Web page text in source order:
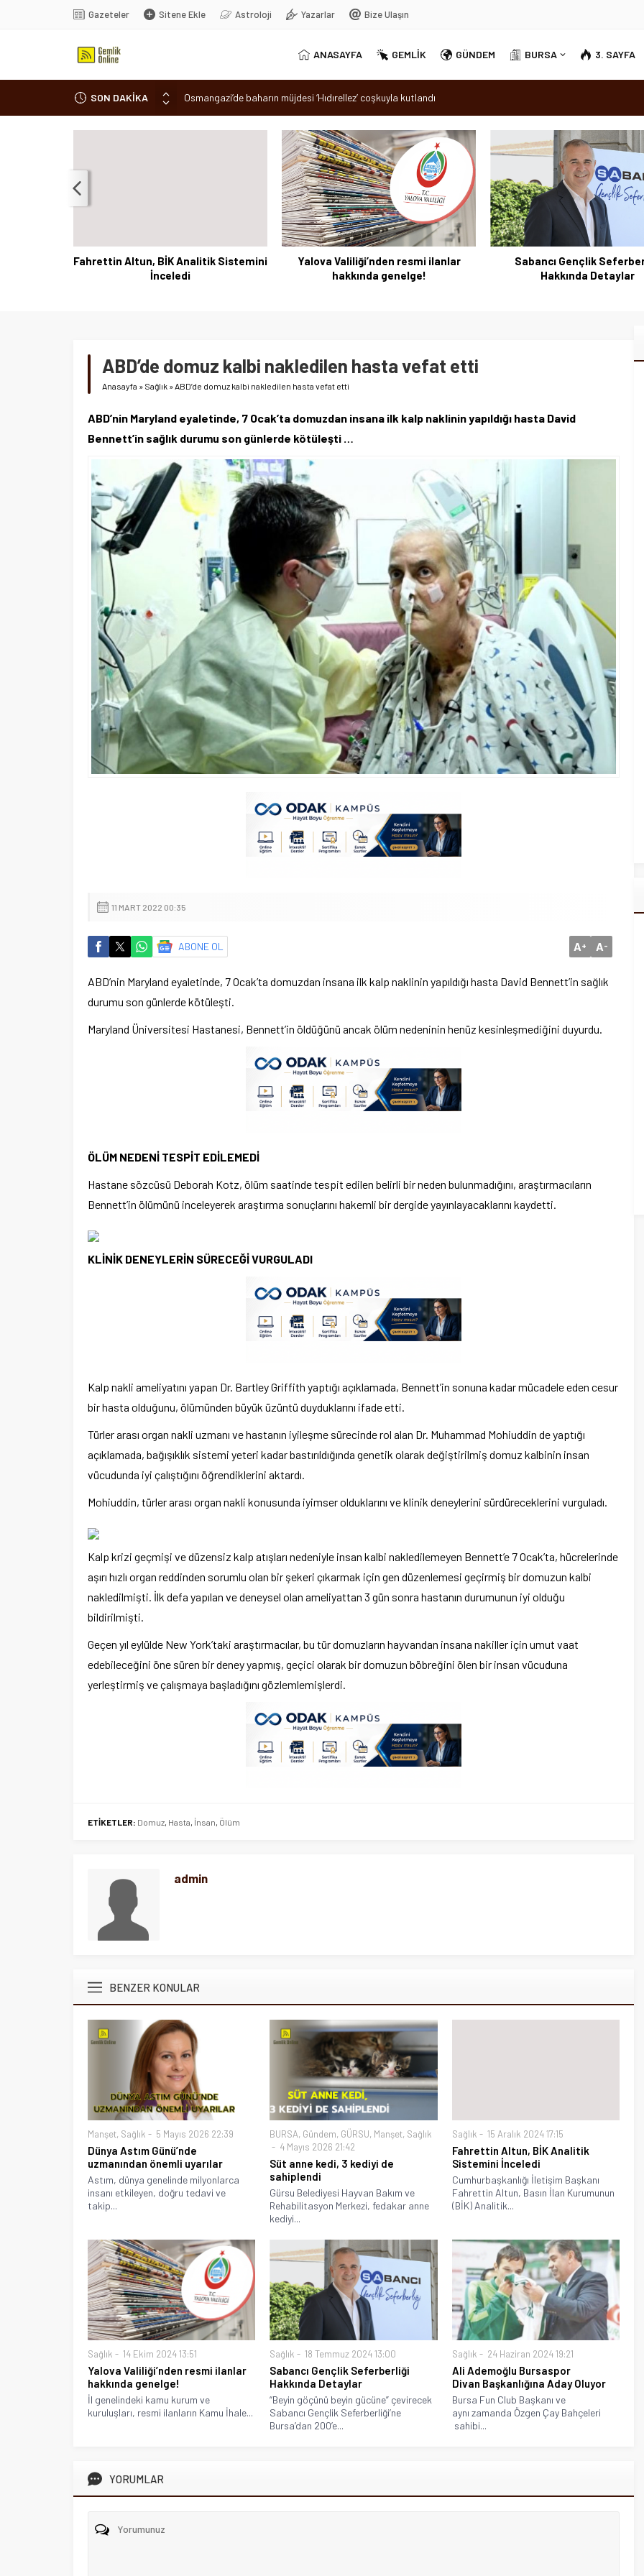
Gazeteler Sitene Ekle Astroloji Yazarlar Bize Ulaşın
ANASAYFA GEMLİK GÜNDEM BURSA 3. SAYFA
SON DAKİKA
7 aylık hamileyken evden çıktı, sırra kadem bastı
Nilüfer’de ruhsat süreçlerinde “Ortak Akıl” dönemi
Romanya’da Hıdırellez Coşkusu
Park halindeki otomobil alev alev yandı
Osmangazi’de baharın müjdesi ‘Hıdırellez’ coşkuyla kutlandı
Fahrettin Altun, BİK Analitik Sistemini
İnceledi
Yalova Valiliği’nden resmi ilanlar
hakkında genelge!
Sabancı Gençlik
Hakkında Detaylar
ABD’de domuz kalbi nakledilen hasta vefat etti
Anasayfa » Sağlık »ABD’de domuz kalbi nakledilen hasta vefat etti
ABD’nin Maryland eyaletinde, 7 Ocak’ta domuzdan insana ilk kalp naklinin yapıldığı hasta David
Bennett’in sağlık durumu son günlerde kötüleşti …
11 MART 2022 00:35
ABONE OL A+ A-
ABD’nin Maryland eyaletinde, 7 Ocak’ta domuzdan insana ilk kalp naklinin yapıldığı hasta David Bennett’in sağlık
durumu son günlerde kötüleşti.
Maryland Üniversitesi Hastanesi, Bennett’in öldüğünü ancak ölüm nedeninin henüz kesinleşmediğini duyurdu.
ÖLÜM NEDENİ TESPİT EDİLEMEDİ
Hastane sözcüsü Deborah Kotz, ölüm saatinde tespit edilen belirli bir neden bulunmadığını, araştırmacıların
Bennett’in ölümünü inceleyerek araştırma sonuçlarını hakemli bir dergide yayınlayacaklarını kaydetti.
KLİNİK DENEYLERİN SÜRECEĞİ VURGULADI
Kalp nakli ameliyatını yapan Dr. Bartley Griffith yaptığı açıklamada, Bennett’in sonuna kadar mücadele eden cesur
bir hasta olduğunu, ölümünden büyük üzüntü duyduklarını ifade etti.
Türler arası organ nakli uzmanı ve hastanın iyileşme sürecinde rol alan Dr. Muhammad Mohiuddin de yaptığı
açıklamada, bağışıklık sistemi yeteri kadar bastırıldığında genetik olarak değiştirilmiş domuz kalbinin insan
vücudunda iyi çalıştığını öğrendiklerini aktardı.
Mohiuddin, türler arası organ nakli konusunda iyimser olduklarını ve klinik deneylerini sürdüreceklerini vurguladı.
Kalp krizi geçmişi ve düzensiz kalp atışları nedeniyle insan kalbi nakledilemeyen Bennett’e 7 Ocak’ta, hücrelerinde
aşırı hızlı organ reddinden sorumlu olan bir şekeri çıkarmak için gen düzenlemesi geçirmiş bir domuzun kalbi
nakledilmişti. İlk defa yapılan ve deneysel olan ameliyattan 3 gün sonra hastanın durumunun iyi olduğu
bildirilmişti.
Geçen yıl eylülde New York’taki araştırmacılar, bu tür domuzların hayvandan insana nakiller için umut vaat
edebileceğini öne süren bir deney yapmış, geçici olarak bir domuzun böbreğini ölen bir insan vücuduna
yerleştirmiş ve çalışmaya başladığını gözlemlemişlerdi.
ETİKETLER: Domuz Hasta İnsan Ölüm
admin
BENZER KONULAR
Manşet, Sağlık 5 Mayıs 2026 22:39
Dünya Astım Günü’nde
uzmanından önemli uyarılar
Astım, dünya genelinde milyonlarca
insanı etkileyen, doğru tedavi ve
takip...
BURSA, Gündem, GÜRSU, Manşet, Sağlık
4 Mayıs 2026 21:42
Süt anne kedi, 3 kediyi de
sahiplendi
Gürsu Belediyesi Hayvan Bakım ve
Rehabilitasyon Merkezi, fedakar anne
kediyi...
Sağlık 15 Aralık 2024 17:15
Fahrettin Altun, BİK Analitik
Sistemini İnceledi
Cumhurbaşkanlığı İletişim Başkanı
Fahrettin Altun, Basın İlan Kurumunun
(BİK) Analitik...
Sağlık 14 Ekim 2024 13:51
Yalova Valiliği’nden resmi ilanlar
hakkında genelge!
İl genelindeki kamu kurum ve
kuruluşları, resmi ilanların Kamu İhale...
Sağlık 18 Temmuz 2024 13:00
Sabancı Gençlik Seferberliği
Hakkında Detaylar
“Beyin göçünü beyin gücüne” çevirecek
Sabancı Gençlik Seferberliği’ne
Bursa’dan 200’e...
Sağlık 24 Haziran 2024 19:21
Ali Ademoğlu Bursaspor
Divan Başkanlığına Aday Oluyor
Bursa Fun Club Başkanı ve
aynı zamanda Özgen Çay Bahçeleri
sahibi...
YORUMLAR